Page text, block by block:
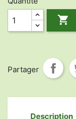

Partager
Description